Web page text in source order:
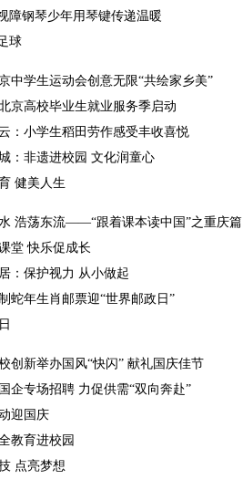
障钢琴少年用琴键传递温暖
球
中学生运动会创意无限“共绘家乡美”
京高校毕业生就业服务季启动
：小学生稻田劳作感受丰收喜悦
：非遗进校园 文化润童心
健美人生
浩荡东流——“跟着课本读中国”之重庆篇
堂 快乐促成长
：保护视力 从小做起
蛇年生肖邮票迎“世界邮政日”
创新举办国风“快闪” 献礼国庆佳节
企专场招聘 力促供需“双向奔赴”
迎国庆
教育进校园
点亮梦想